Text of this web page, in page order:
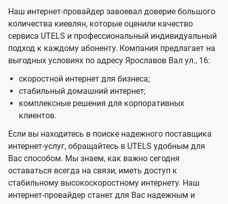
Наш интернет-провайдер завоевал доверие большого
количества киевлян, которые оценили качество
сервиса UTELS и профессиональный индивидуальный
подход к каждому абоненту. Компания предлагает на
выгодных условиях по адресу Ярославов Вал ул., 16:
скоростной интернет для бизнеса;
стабильный домашний интернет;
комплексные решения для корпоративных
клиентов.
Если вы находитесь в поиске надежного поставщика
интернет-услуг, обращайтесь в UTELS удобным для
Вас способом. Мы знаем, как важно сегодня
оставаться всегда на связи, иметь доступ к
стабильному высокоскоростному интернету. Наш
интернет-провайдер станет для Вас надежным и